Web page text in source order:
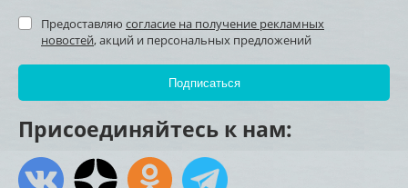
Предоставляю согласие на получение рекламных
новостей, акций и персональных предложений
Присоединяйтесь к нам: